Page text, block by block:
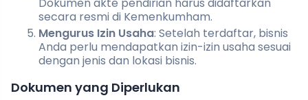
secara resmi di Kemenkumham.
Mengurus Izin Usaha: Setelah terdaftar, bisnis
Anda perlu mendapatkan izin-izin usaha sesuai
dengan jenis dan lokasi bisnis.
Dokumen yang Diperlukan